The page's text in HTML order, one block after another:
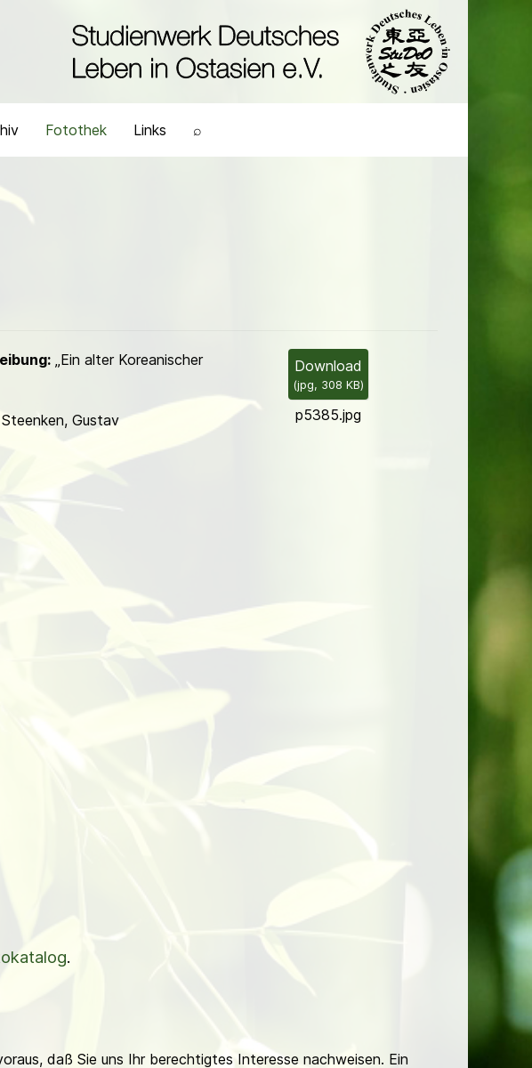
Fotothek Links ⌕
Download
(jpg, 308 KB)
p5385.jpg
„Ein alter Koreanischer
Gustav
.
daß Sie uns Ihr berechtigtes Interesse nachweisen. Ein